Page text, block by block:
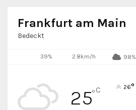
Frankfurt am Main
Bedeckt
39% 2.8km/h 98%
25°C 26°